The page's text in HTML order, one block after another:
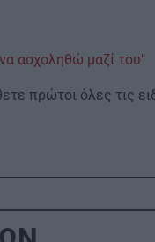
ασχοληθώ μαζί του"
πρώτοι όλες τις